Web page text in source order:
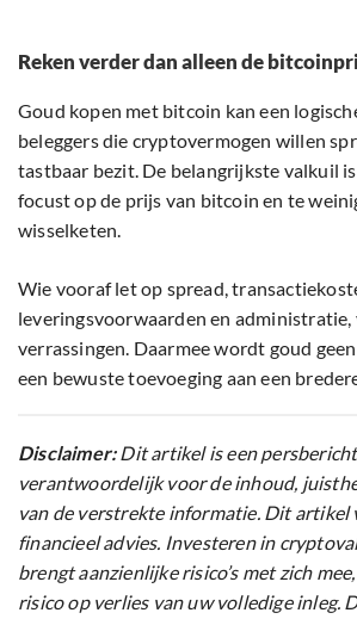
Reken verder dan alleen de
Goud kopen met bitcoin kan een
beleggers die cryptovermogen willen
tastbaar bezit. De belangrijkste valkuil
focust op de prijs van bitcoin en te
wisselketen.
Wie vooraf let op spread,
leveringsvoorwaarden en
verrassingen. Daarmee wordt goud
een bewuste toevoeging aan een
Disclaimer:Dit artikel is een
verantwoordelijk voor de inhoud,
van de verstrekte informatie. Dit artikel
financieel advies. Investeren in
brengt aanzienlijke risico’s met zich
risico op verlies van uw volledige inleg.